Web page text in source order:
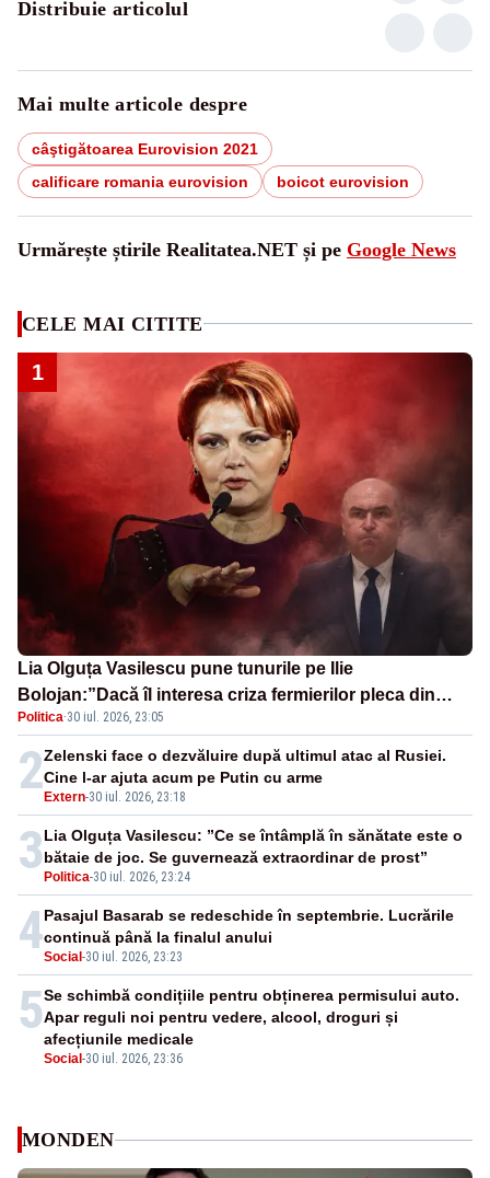
Distribuie articolul
Mai multe articole despre
câştigătoarea Eurovision 2021
calificare romania eurovision
boicot eurovision
Urmărește știrile Realitatea.NET și pe Google News
CELE MAI CITITE
1
Lia Olguța Vasilescu pune tunurile pe Ilie
Bolojan:”Dacă îl interesa criza fermierilor pleca din
funcție”
Politica·30 iul. 2026, 23:05
2 Extern-30 iul. 2026, 23:18
Zelenski face o dezvăluire după ultimul atac al Rusiei.
Cine l-ar ajuta acum pe Putin cu arme
3 Politica-30 iul. 2026, 23:24
Lia Olguța Vasilescu: ”Ce se întâmplă în sănătate este o
bătaie de joc. Se guvernează extraordinar de prost”
4Social -30 iul. 2026, 23:23
Pasajul Basarab se redeschide în septembrie. Lucrările
continuă până la finalul anului
5
Social -30 iul. 2026, 23:36
Se schimbă condițiile pentru obținerea permisului auto.
Apar reguli noi pentru vedere, alcool, droguri și
afecțiunile medicale
MONDEN